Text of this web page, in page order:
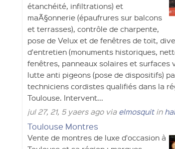
étanchéité, infiltrations) et
maÃ§onnerie (épaufrures sur balcons
et terrasses), contrôle de charpente,
pose de Velux et de fenêtres de toit,
d'entretien (monuments historiques,
fenêtres, panneaux solaires et surfaces
lutte anti pigeons (pose de dispositifs)
techniciens cordistes qualifiés dans la
Toulouse. Intervent...
jul 27, 21, 5 yaers ago via elmosquitin
Toulouse Montres
Vente de montres de luxe d'occasion à